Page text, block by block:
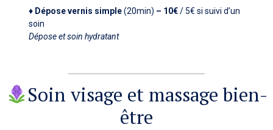
♦ Dépose vernis simple(20min) – 10€/ 5€ si suivi d’un
soin
Dépose et soin hydratant
Soin visage et massage bien-
être